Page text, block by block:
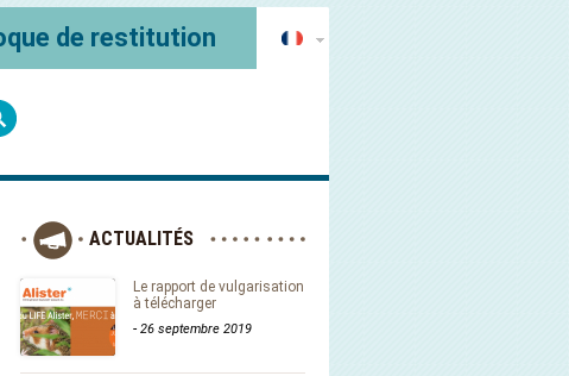
de restitution
ACTUALITÉS
Le rapport de vulgarisation
à télécharger
- 26 septembre 2019